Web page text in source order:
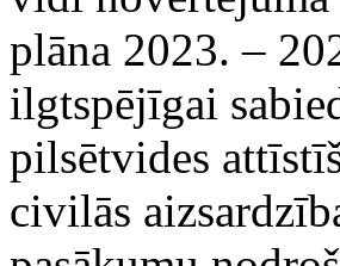
plāna 2023. –
ilgtspējīgai
pilsētvides
civilās